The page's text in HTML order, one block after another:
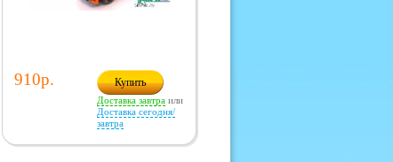
910р. Купить
Доставка завтра или
Доставка сегодня/
завтра